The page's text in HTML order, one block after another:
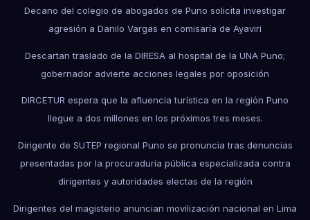
Decano del colegio de abogados de Puno solicita investigar
agresión a Danilo Vargas en comisaría de Ayaviri
Descartan traslado de la DIRESA al hospital de la UNA Puno;
gobernador advierte acciones legales por oposición
DIRCETUR espera que la afluencia turística en la región Puno
llegue a dos millones en los próximos tres meses.
Dirigente de SUTEP regional Puno se pronuncia tras denuncias
presentadas por la procuraduría pública especializada contra
dirigentes y autoridades electas de la región
Dirigentes del magisterio anuncian movilización nacional en Lima